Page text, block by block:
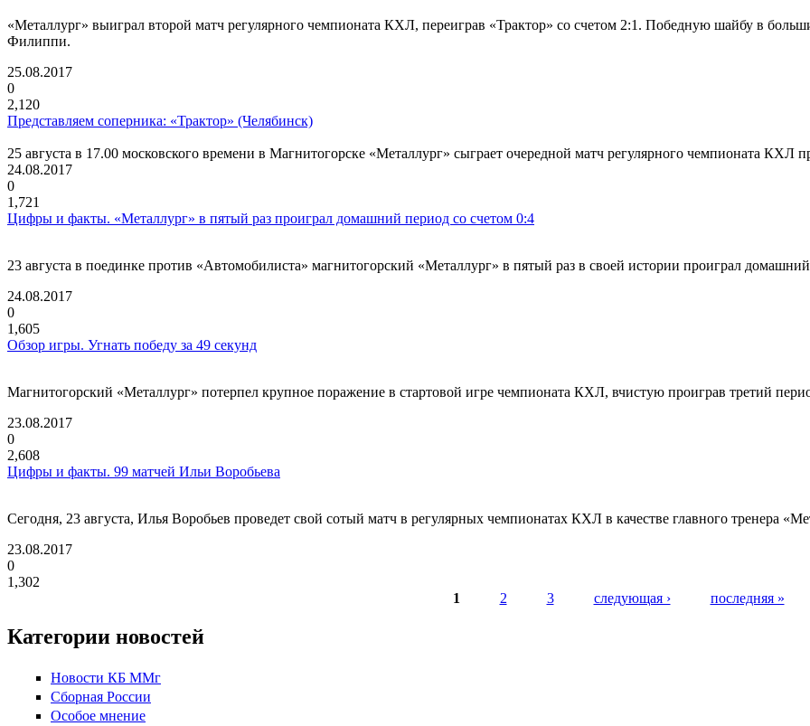
«Металлург» выиграл второй матч регулярного чемпионата КХЛ, переиграв «Трактор» со счетом 2:1. Победную шайбу в
Филиппи.
25.08.2017
0
2,120
Представляем соперника: «Трактор» (Челябинск)
25 августа в 17.00 московского времени в Магнитогорске «Металлург» сыграет очередной матч регулярного чемпионата КХЛ
24.08.2017
0
1,721
Цифры и факты. «Металлург» в пятый раз проиграл домашний период со счетом 0:4
23 августа в поединке против «Автомобилиста» магнитогорский «Металлург» в пятый раз в своей истории проиграл
24.08.2017
0
1,605
Обзор игры. Угнать победу за 49 секунд
Магнитогорский «Металлург» потерпел крупное поражение в стартовой игре чемпионата КХЛ, вчистую проиграв третий
23.08.2017
0
2,608
Цифры и факты. 99 матчей Ильи Воробьева
Сегодня, 23 августа, Илья Воробьев проведет свой сотый матч в регулярных чемпионатах КХЛ в качестве главного тренера
23.08.2017
0
1,302
1 2 3 следующая › последняя »
Категории новостей
Новости КБ ММг
Сборная России
Особое мнение